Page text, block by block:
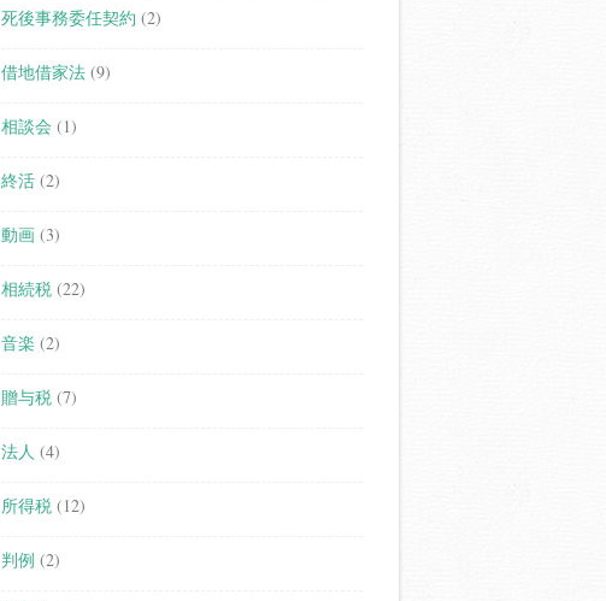
死後事務委任契約 (2)
借地借家法 (9)
相談会 (1)
終活 (2)
動画 (3)
相続税 (22)
音楽 (2)
贈与税 (7)
法人 (4)
所得税 (12)
判例 (2)